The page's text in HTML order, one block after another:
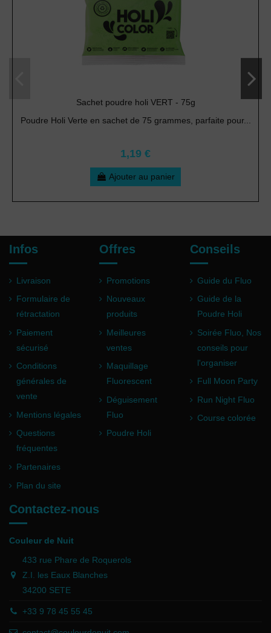
Sachet poudre holi VERT - 75g
Poudre Holi Verte en sachet de 75 grammes, parfaite pour...
1,19 €
Ajouter au panier
Infos
Livraison
Formulaire de
rétractation
Paiement
sécurisé
Conditions
générales de
vente
Mentions légales
Questions
fréquentes
Partenaires
Plan du site
Offres
Promotions
Nouveaux
produits
Meilleures
ventes
Maquillage
Fluorescent
Déguisement
Fluo
Poudre Holi
Conseils
Guide du Fluo
Guide de la
Poudre Holi
Soirée Fluo, Nos
conseils pour
l'organiser
Full Moon Party
Run Night Fluo
Course colorée
Contactez-nous
Couleur de Nuit
433 rue Phare de Roquerols
Z.I. les Eaux Blanches
34200 SETE
+33 9 78 45 55 45